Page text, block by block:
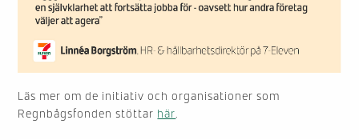
Läs mer om de initiativ och organisationer som
Regnbågsfonden stöttar här.